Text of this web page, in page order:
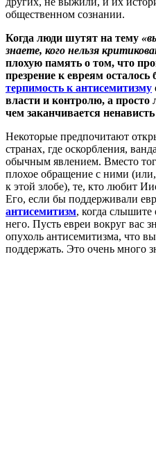
общественном сознании.
Когда люди шутят на тему
знаете, кого нельзя
плохую память о том, что
презрение к евреям
терпимость к антисемитизму
власти и контролю, а
чем заканчивается
Некоторые предпочитают
странах, где оскорбления,
обычным явлением. Вместо
плохое обращение с ними
к этой злобе), те, кто любит
Его, если бы поддерживали
антисемитизм, когда
него. Пусть евреи вокруг вас
опухоль антисемитизма, что
поддержать. Это очень много